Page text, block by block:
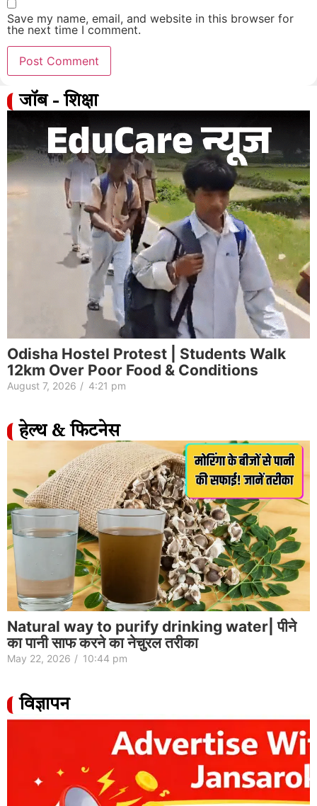
Save my name, email, and website in this browser for
the next time I comment.
जॉब - शिक्षा
Odisha Hostel Protest | Students Walk
12km Over Poor Food & Conditions
August 7, 2026 / 4:21 pm
हेल्थ & फिटनेस
Natural way to purify drinking water| पीने
का पानी साफ करने का नेचुरल तरीका
May 22, 2026 / 10:44 pm
विज्ञापन